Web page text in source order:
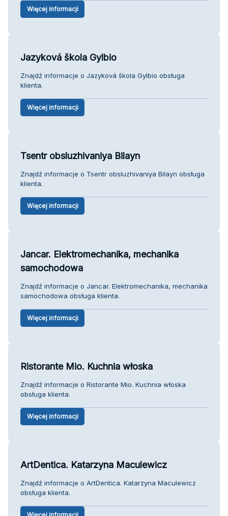
Więcej informacji
Jazyková škola Gylbio
Znajdź informacje o Jazyková škola Gylbio obsługa
klienta.
Więcej informacji
Tsentr obsluzhivaniya Bilayn
Znajdź informacje o Tsentr obsluzhivaniya Bilayn obsługa
klienta.
Więcej informacji
Jancar. Elektromechanika, mechanika
samochodowa
Znajdź informacje o Jancar. Elektromechanika, mechanika
samochodowa obsługa klienta.
Więcej informacji
Ristorante Mio. Kuchnia włoska
Znajdź informacje o Ristorante Mio. Kuchnia włoska
obsługa klienta.
Więcej informacji
ArtDentica. Katarzyna Maculewicz
Znajdź informacje o ArtDentica. Katarzyna Maculewicz
obsługa klienta.
Więcej informacji